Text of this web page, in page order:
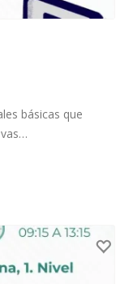
básicas que